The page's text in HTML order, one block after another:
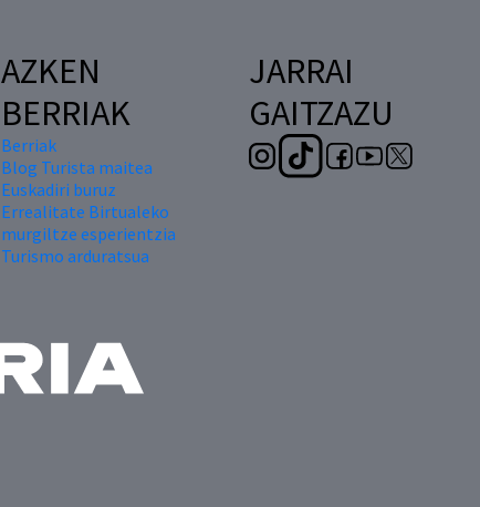
AZKEN
BERRIAK
Berriak
Blog Turista maitea
Euskadiri buruz
Errealitate Birtualeko
murgiltze esperientzia
Turismo arduratsua
JARRAI
GAITZAZU